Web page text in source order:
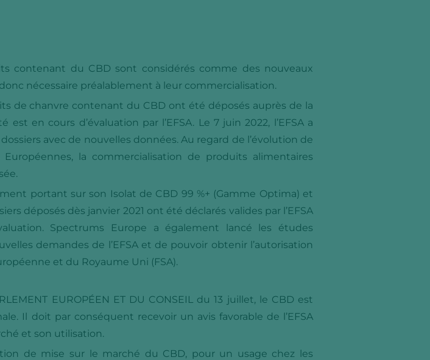
contenant du CBD sont considérés comme des nouveaux
nécessaire préalablement à leur commercialisation.
de chanvre contenant du CBD ont été déposés auprès de la
en cours d’évaluation par l’EFSA. Le 7 juin 2022, l’EFSA a
avec de nouvelles données. Au regard de l’évolution de
la commercialisation de produits alimentaires
portant sur son Isolat de CBD 99 %+ (Gamme Optima) et
déposés dès janvier 2021 ont été déclarés valides par l’EFSA
Spectrums Europe a également lancé les études
demandes de l’EFSA et de pouvoir obtenir l’autorisation
et du Royaume Uni (FSA).
EUROPÉEN ET DU CONSEIL du 13 juillet, le CBD est
Il doit par conséquent recevoir un avis favorable de l’EFSA
et son utilisation.
de mise sur le marché du CBD, pour un usage chez les